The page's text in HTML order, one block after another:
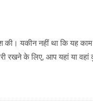
यकीन नहीं था कि यह काम
रखने के लिए, आप यहां या